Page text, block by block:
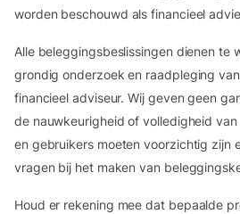
worden beschouwd als financieel
Alle beleggingsbeslissingen dienen te
grondig onderzoek en raadpleging
financieel adviseur. Wij geven geen
de nauwkeurigheid of volledigheid
en gebruikers moeten voorzichtig zijn
vragen bij het maken van
Houd er rekening mee dat bepaalde